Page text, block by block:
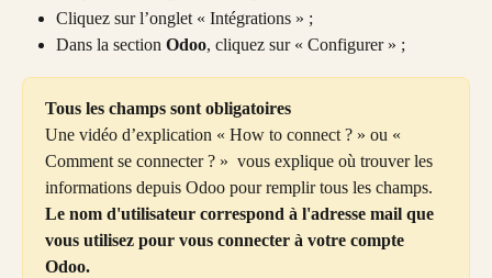
Cliquez sur l’onglet « Intégrations » ;
Dans la section Odoo, cliquez sur « Configurer » ;
Tous les champs sont obligatoires
Une vidéo d’explication « How to connect ? » ou «
Comment se connecter ? »  vous explique où trouver les
informations depuis Odoo pour remplir tous les champs.
Le nom d'utilisateur correspond à l'adresse mail que
vous utilisez pour vous connecter à votre compte
Odoo.